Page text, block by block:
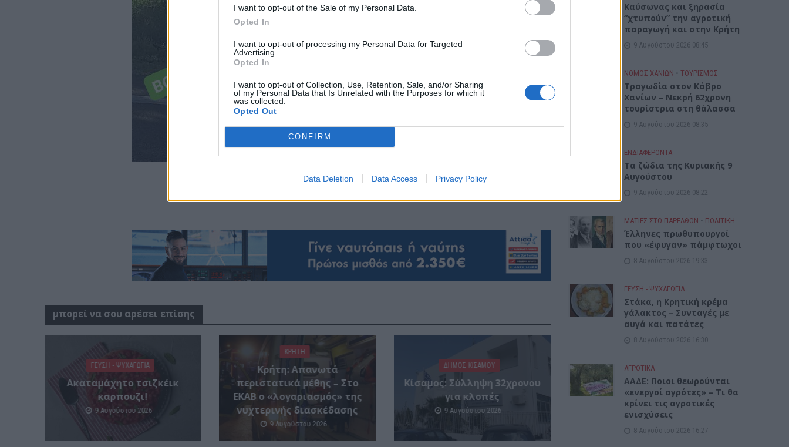
I want to opt-out of the Sale of my Personal Data.
Opted In
I want to opt-out of processing my Personal Data for Targeted
Advertising.
Opted In
I want to opt-out of Collection, Use, Retention, Sale, and/or Sharing
of my Personal Data that Is Unrelated with the Purposes for which it
was collected.
Opted Out
CONFIRM
Data Deletion Data Access Privacy Policy
μπορεί να σου αρέσει επίσης
ΓΕΎΣΗ - ΨΥΧΑΓΩΓΊΑ
Ακαταμάχητο τσιζκέικ
καρπουζι!
9 Αυγούστου 2026
ΚΡΗΤΗ
Κρήτη: Απανωτά
περιστατικά μέθης – Στο
ΕΚΑΒ ο «λογαριασμός» της
νυχτερινής διασκέδασης
9 Αυγούστου 2026
ΔΉΜΟΣ ΚΙΣΆΜΟΥ
Κίσαμος: Σύλληψη 32χρονου
για κλοπές
9 Αυγούστου 2026
Καύσωνας και ξηρασία
“χτυπούν” την αγροτική
παραγωγή και στην Κρήτη
9 Αυγούστου 2026 08:45
ΝΟΜΌΣ ΧΑΝΊΩΝ • ΤΟΥΡΙΣΜΟΣ
Τραγωδία στον Κάβρο
Χανίων – Νεκρή 62χρονη
τουρίστρια στη θάλασσα
9 Αυγούστου 2026 08:35
ΕΝΔΙΑΦΕΡΟΝΤΑ
Τα ζώδια της Κυριακής 9
Αυγούστου
9 Αυγούστου 2026 08:22
ΜΑΤΙΕΣ ΣΤΟ ΠΑΡΕΛΘΟΝ • ΠΟΛΙΤΙΚΗ
Έλληνες πρωθυπουργοί
που «έφυγαν» πάμφτωχοι
8 Αυγούστου 2026 19:33
ΓΕΎΣΗ - ΨΥΧΑΓΩΓΊΑ
Στάκα, η Κρητική κρέμα
γάλακτος – Συνταγές με
αυγά και πατάτες
8 Αυγούστου 2026 16:30
ΑΓΡΟΤΙΚΑ
ΑΑΔΕ: Ποιοι θεωρούνται
«ενεργοί αγρότες» – Τι θα
κρίνει τις αγροτικές
ενισχύσεις
8 Αυγούστου 2026 16:27